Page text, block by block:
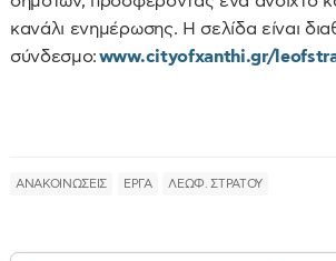
κανάλι ενημέρωσης. Η σελίδα είναι
σύνδεσμο:www.cityofxanthi.gr/
ΑΝΑΚΟΙΝΩΣΕΙΣ ΕΡΓΑ ΛΕΩΦ. ΣΤΡΑΤΟΥ